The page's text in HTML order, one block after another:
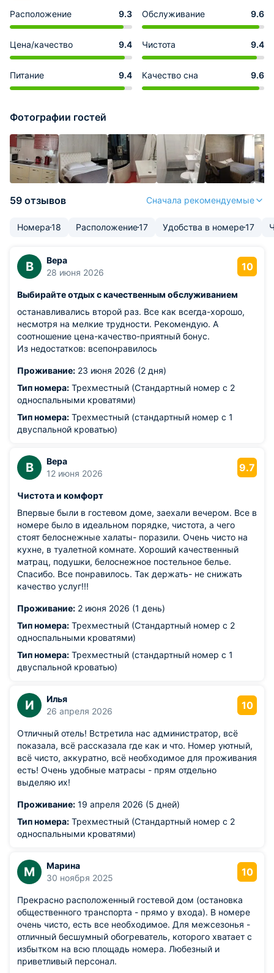
Расположение 9.3 Обслуживание 9.6
Цена/качество 9.4 Чистота 9.4
Питание 9.4 Качество сна 9.6
Фотографии гостей
59 отзывов Сначала рекомендуемые
Номера18 Расположение17 Удобства в номере17
В
Вера
28 июня 2026
10
Выбирайте отдых с качественным обслуживанием
останавливались второй раз. Все как всегда-хорошо,
несмотря на мелкие трудности. Рекомендую. А
соотношение цена-качество-приятный бонус.
Из недостатков: всепонравилось
Проживание: 23 июня 2026 (2 дня)
Тип номера: Трехместный (Стандартный номер с 2
односпальными кроватями)
Тип номера: Трехместный (стандартный номер с 1
двуспальной кроватью)
В
Вера
12 июня 2026
9.7
Чистота и комфорт
Впервые были в гостевом доме, заехали вечером. Все в
номере было в идеальном порядке, чистота, а чего
стоят белоснежные халаты- поразили. Очень чисто на
кухне, в туалетной комнате. Хороший качественный
матрац, подушки, белоснежное постельное белье.
Спасибо. Все понравилось. Так держать- не снижать
качество услуг!!!
Проживание: 2 июня 2026 (1 день)
Тип номера: Трехместный (Стандартный номер с 2
односпальными кроватями)
Тип номера: Трехместный (стандартный номер с 1
двуспальной кроватью)
И
Илья
26 апреля 2026
10
Отличный отель! Встретила нас администратор, всё
показала, всё рассказала где как и что. Номер уютный,
всё чисто, аккуратно, всё необходимое для проживания
есть! Очень удобные матрасы - прям отдельно
выделяю их!
Проживание: 19 апреля 2026 (5 дней)
Тип номера: Трехместный (Стандартный номер с 2
односпальными кроватями)
М
Марина
30 ноября 2025
10
Прекрасно расположенный гостевой дом (остановка
общественного транспорта - прямо у входа). В номере
очень чисто, есть все необходимое. Для межсезонья -
отличный бесшумный обогреватель, которого хватает с
избытком на всю площадь номера. Любезный и
приветливый персонал.